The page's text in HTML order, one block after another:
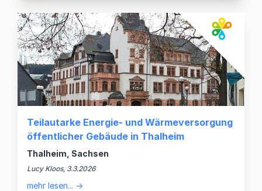
Teilautarke Energie- und Wärmeversorgung
öffentlicher Gebäude in Thalheim
Thalheim, Sachsen
Lucy Kloos, 3.3.2026
mehr lesen... →